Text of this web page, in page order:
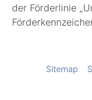
der Förderlinie
Sitemap